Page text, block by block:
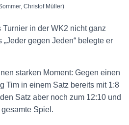
Christof Müller)
Turnier in der WK2 nicht ganz
gegen Jeden“ belegte er
starken Moment: Gegen einen
Tim in einem Satz bereits mit 1:8
Satz aber noch zum 12:10 und
Spiel.